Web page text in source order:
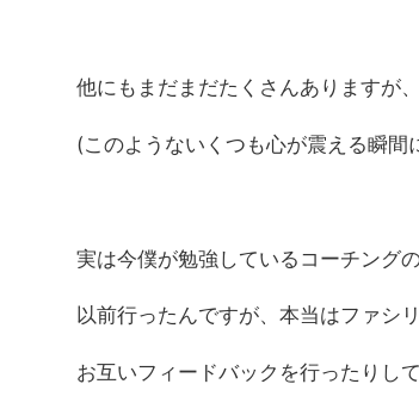
他にもまだまだたくさんありますが
(このようないくつも心が震える瞬
実は今僕が勉強しているコーチング
以前行ったんですが、本当はファシ
お互いフィードバックを行ったりし